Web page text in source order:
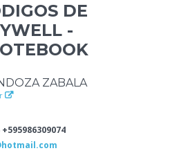
DE
-
ZABALA